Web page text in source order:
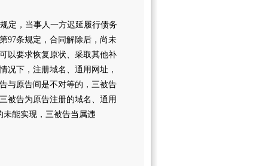
，当事人一方迟延履行债务
97条规定，合同解除后，尚未
以要求恢复原状、采取其他补
况下，注册域名、通用网址，
与原告间是不对等的，三被告
被告为原告注册的域名、通用
未能实现，三被告当属违